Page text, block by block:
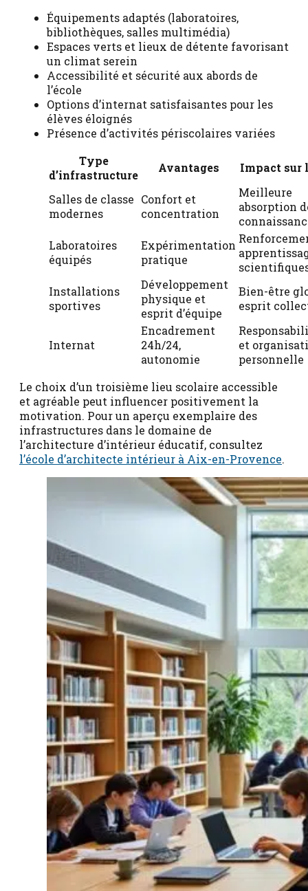
Équipements adaptés (laboratoires,
bibliothèques, salles multimédia)
Espaces verts et lieux de détente favorisant
un climat serein
Accessibilité et sécurité aux abords de
l’école
Options d’internat satisfaisantes pour les
élèves éloignés
Présence d’activités périscolaires variées
Type
d’infrastructure
Avantages Impact sur
Salles de classe
modernes
Confort et
concentration
Meilleure
absorption
Laboratoires
équipés
Expérimentation
pratique
Installations
sportives
Développement
physique et
esprit d’équipe
Bien-être
esprit
Internat
Encadrement
24h/24,
autonomie
et
personnelle
Le choix d’un troisième lieu scolaire accessible
et agréable peut influencer positivement la
motivation. Pour un aperçu exemplaire des
infrastructures dans le domaine de
l’architecture d’intérieur éducatif, consultez
l’école d’architecte intérieur à Aix-en-Provence.